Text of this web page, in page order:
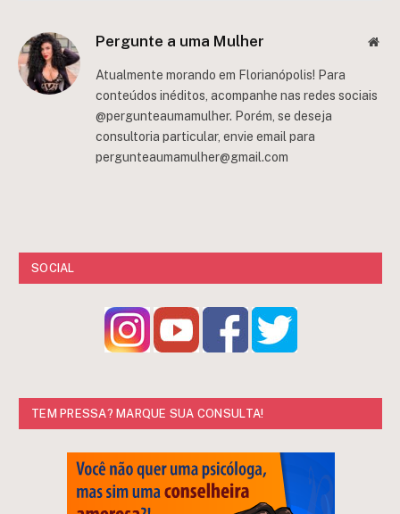
Pergunte a uma Mulher
Atualmente morando em Florianópolis! Para
conteúdos inéditos, acompanhe nas redes sociais
@pergunteaumamulher. Porém, se deseja
consultoria particular, envie email para
pergunteaumamulher@gmail.com
SOCIAL
TEM PRESSA? MARQUE SUA CONSULTA!